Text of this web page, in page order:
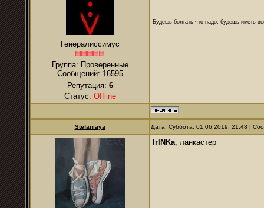
Генералиссимус
Группа: Проверенные
Сообщений: 16595
Репутация: 6
Статус: Offline
Будешь болтать что надо, будешь иметь
Stefaniaya Дата: Суббота, 01.06.2019, 21:48 |
IrINKa, ланкастер